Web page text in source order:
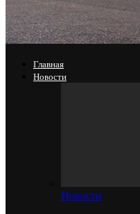
Главная
Новости
Новости